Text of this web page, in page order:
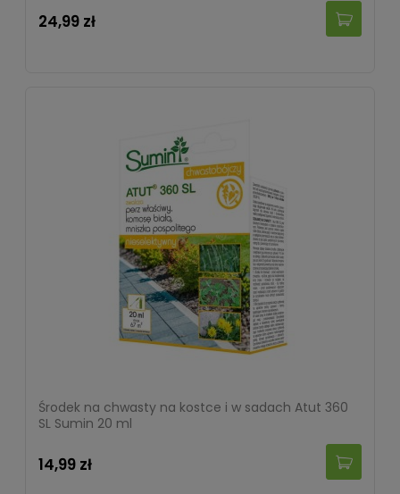
24,99 zł
Środek na chwasty na kostce i w sadach Atut 360
SL Sumin 20 ml
14,99 zł